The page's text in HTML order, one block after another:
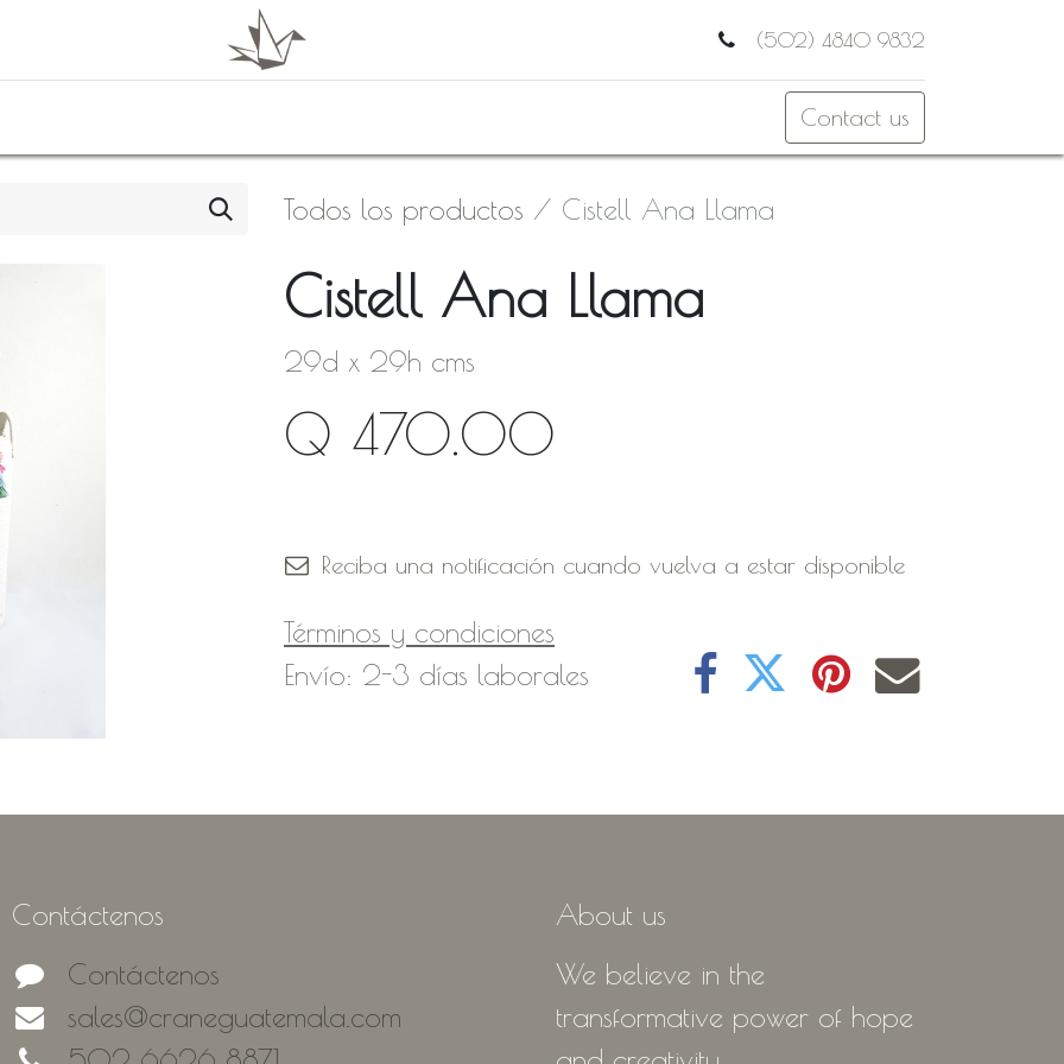
(502) 4840 9832
Contact us
Todos los productos Cistell Ana Llama
Cistell Ana Llama
29d x 29h cms
Q 470.00
Reciba una notificación cuando vuelva a estar disponible
Términos y condiciones
Envío: 2-3 días laborales
Contáctenos
Contáctenos
sales@craneguatemala.com
About us
We believe in the
transformative power of hope